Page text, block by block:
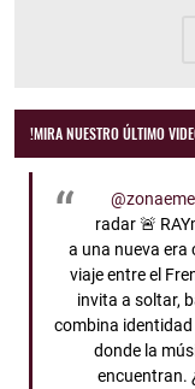
!MIRA NUESTRO ÚLTIMO
radar 🚨
a una nueva era
viaje entre el
invita a soltar,
combina
donde la
encuentran.